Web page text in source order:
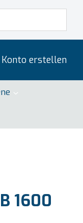
erstellen
1600